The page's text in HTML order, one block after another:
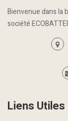
Bienvenue dans la
société
Liens Utiles